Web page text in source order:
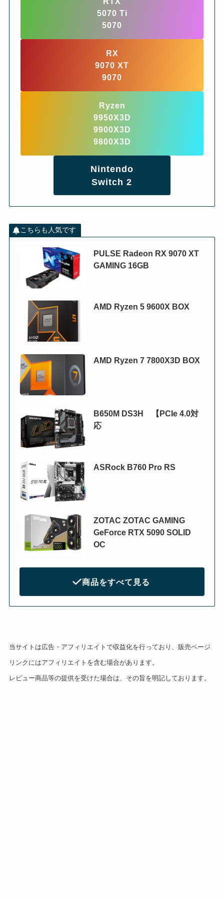
5070 Ti
5070
RX
9070 XT
9070
Ryzen
9950X3D
9900X3D
9800X3D
Nintendo
Switch 2
こちらも人気です
PULSE Radeon RX 9070 XT
GAMING 16GB
AMD Ryzen 5 9600X BOX
AMD Ryzen 7 7800X3D BOX
B650M DS3H 【PCIe 4.0対
応
ASRock B760 Pro RS
ZOTAC ZOTAC GAMING
GeForce RTX 5090 SOLID
OC
商品をすべて見る
当サイトは広告・アフィリエイトで収益化を行っており、販売ページ
リンクにはアフィリエイトを含む場合があります。
レビュー商品等の提供を受けた場合は、その旨を明記しております。